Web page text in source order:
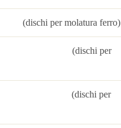
(dischi per molatura ferro)
(dischi per
(dischi per